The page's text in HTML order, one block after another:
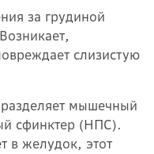
за грудиной
слизистую
мышечный
сфинктер (НПС).
в желудок, этот